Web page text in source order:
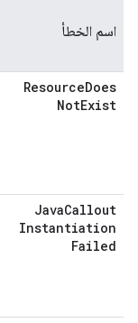
اسم الخطأ
ResourceDoes
NotExist
JavaCallout
Instantiation
Failed